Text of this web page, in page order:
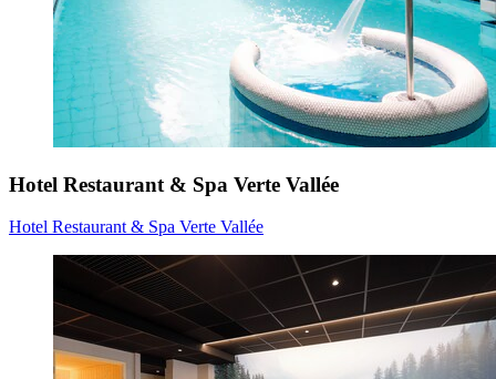
Hotel Restaurant & Spa Verte Vallée
Hotel Restaurant & Spa Verte Vallée